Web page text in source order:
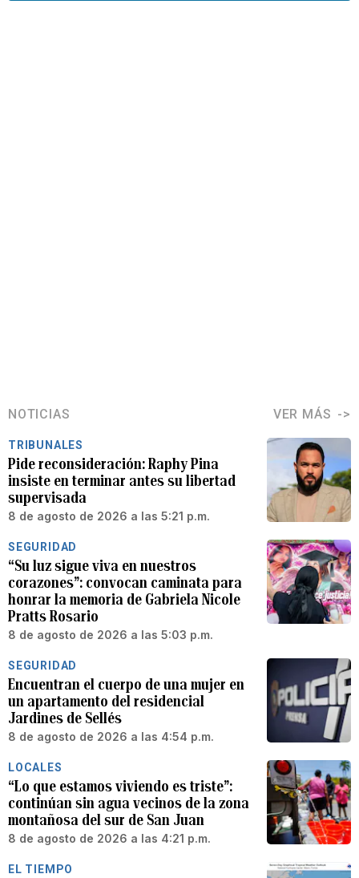
NOTICIAS VER MÁS
TRIBUNALES
Pide reconsideración: Raphy Pina
insiste en terminar antes su libertad
supervisada
8 de agosto de 2026 a las 5:21 p.m.
SEGURIDAD
“Su luz sigue viva en nuestros
corazones”: convocan caminata para
honrar la memoria de Gabriela Nicole
Pratts Rosario
8 de agosto de 2026 a las 5:03 p.m.
SEGURIDAD
Encuentran el cuerpo de una mujer en
un apartamento del residencial
Jardines de Sellés
8 de agosto de 2026 a las 4:54 p.m.
LOCALES
“Lo que estamos viviendo es triste”:
continúan sin agua vecinos de la zona
montañosa del sur de San Juan
8 de agosto de 2026 a las 4:21 p.m.
EL TIEMPO